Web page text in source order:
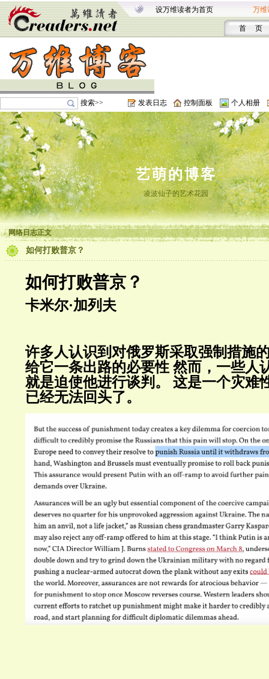
设万维读者为首页 万维
首 页
搜索>> 发表日志 控制面板 个人相册
艺萌的博客
凌波仙子的艺术花园
网络日志正文
如何打败普京？
如何打败普京？
卡米尔·加列夫
许多人认识到对俄罗斯采取强制措施
给它一条出路的必要性 然而，一些人
就是迫使他进行谈判。
这是一个灾难
已经无法回头了。